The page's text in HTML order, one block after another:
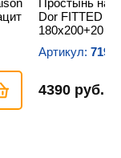
Простынь на
Dor FITTED
180х200+20
Артикул:
4390 руб.